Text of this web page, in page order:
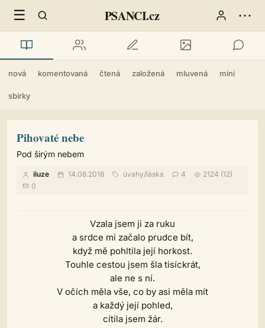
☰ PSANCI.cz ⋯
nová komentovaná čtená založená mluvená mini
sbírky
Pihovaté nebe
Pod širým nebem
iluze 14.08.2018 úvahy/láska 4
2124 (12)
0
Vzala jsem ji za ruku
a srdce mi začalo prudce bít,
když mě pohltila její horkost.
Touhle cestou jsem šla tisíckrát,
ale ne s ní.
V očích měla vše, co by asi měla mít
a každý její pohled,
cítila jsem žár.